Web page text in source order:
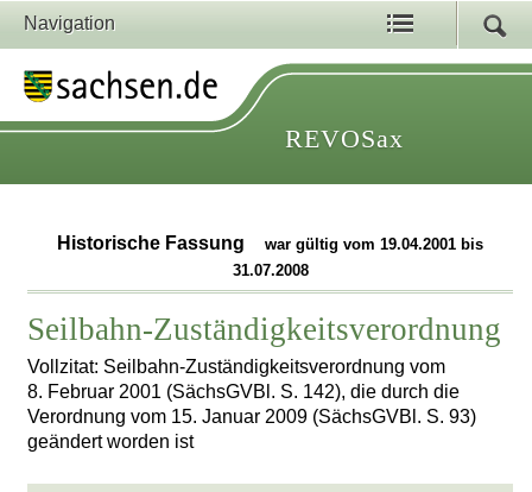
Navigation
REVOSax
Historische Fassung
war gültig vom 19.04.2001 bis
31.07.2008
Seilbahn-Zuständigkeitsverordnung
Vollzitat: Seilbahn-Zuständigkeitsverordnung vom
8. Februar 2001 (SächsGVBl. S. 142), die durch die
Verordnung vom 15. Januar 2009 (SächsGVBl. S. 93)
geändert worden ist